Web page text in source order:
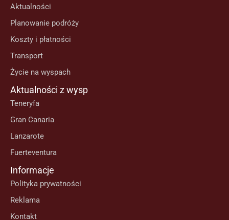
Aktualności
Planowanie podróży
Koszty i płatności
Transport
Życie na wyspach
Aktualności z wysp
Teneryfa
Gran Canaria
Lanzarote
Fuerteventura
Informacje
Polityka prywatności
Reklama
Kontakt